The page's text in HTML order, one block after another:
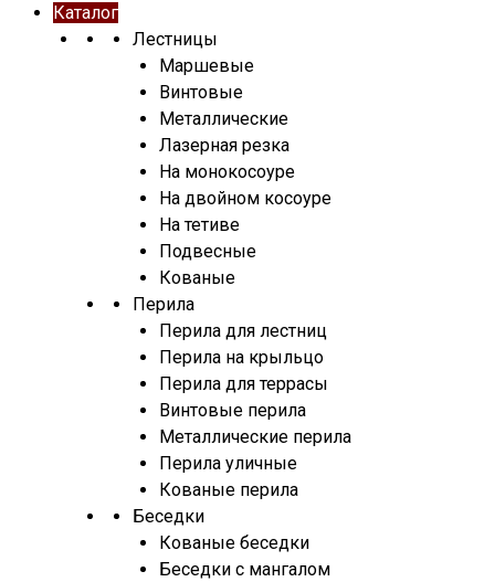
Каталог
Лестницы
Маршевые
Винтовые
Металлические
Лазерная резка
На монокосоуре
На двойном косоуре
На тетиве
Подвесные
Кованые
Перила
Перила для лестниц
Перила на крыльцо
Перила для террасы
Винтовые перила
Металлические перила
Перила уличные
Кованые перила
Беседки
Кованые беседки
Беседки с мангалом